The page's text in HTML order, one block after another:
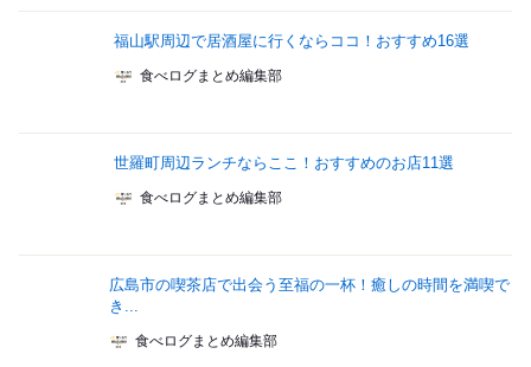
福山駅周辺で居酒屋に行くならココ！おすすめ16選
食べログまとめ編集部
世羅町周辺ランチならここ！おすすめのお店11選
食べログまとめ編集部
広島市の喫茶店で出会う至福の一杯！癒しの時間を満喫で
き...
食べログまとめ編集部